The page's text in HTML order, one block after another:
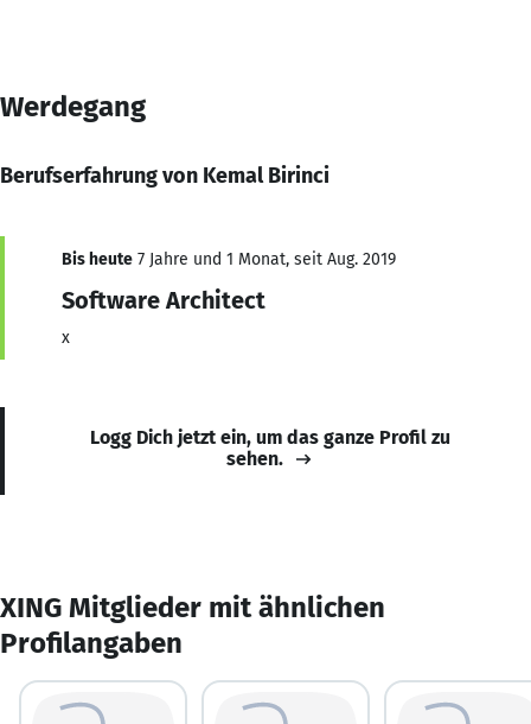
Werdegang
Berufserfahrung von Kemal Birinci
Bis heute 7 Jahre und 1 Monat, seit Aug. 2019
Software Architect
x
Logg Dich jetzt ein, um das ganze Profil zu
sehen.
XING Mitglieder mit ähnlichen
Profilangaben